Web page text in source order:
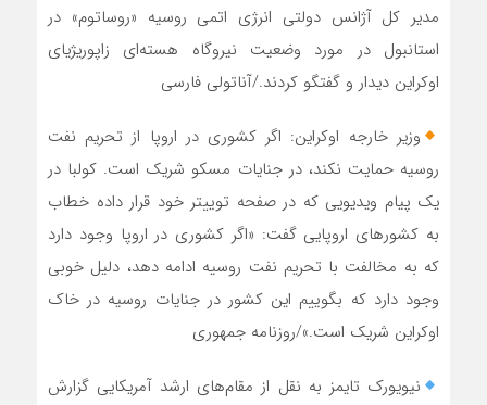
مدیر کل آژانس دولتی انرژی اتمی روسیه «روساتوم» در
استانبول در مورد وضعیت نیروگاه هسته‌ای زاپوریژیای
اوکراین دیدار و گفتگو کردند./آناتولی فارسی
وزیر خارجه اوکراین: اگر کشوری در اروپا از تحریم نفت
روسیه حمایت نکند، در جنایات مسکو شریک است. کولبا در
یک پیام ویدیویی که در صفحه توییتر خود قرار داده خطاب
به کشورهای اروپایی گفت: «اگر کشوری در اروپا وجود دارد
که به مخالفت با تحریم نفت روسیه ادامه دهد، دلیل خوبی
وجود دارد که بگوییم این کشور در جنایات روسیه در خاک
اوکراین شریک است.»/روزنامه جمهوری
نیویورک تایمز به نقل از مقام‌های ارشد آمریکایی گزارش